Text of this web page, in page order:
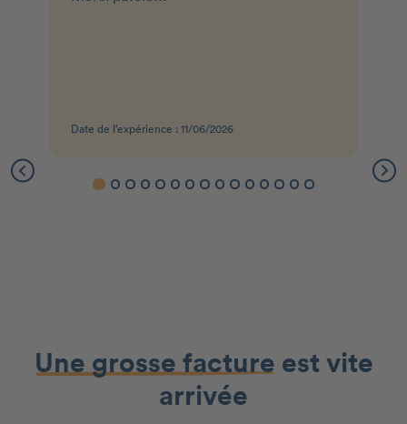
Date de l’expérience : 11/06/2026
Une grosse facture est vite
arrivée